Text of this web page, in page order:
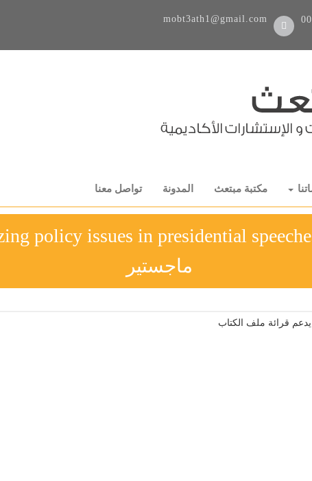
mobt3ath1@gmail.com
مكتبة مبتعث المدونة تواصل معنا
ماجستير
قرائة ملف الكتاب